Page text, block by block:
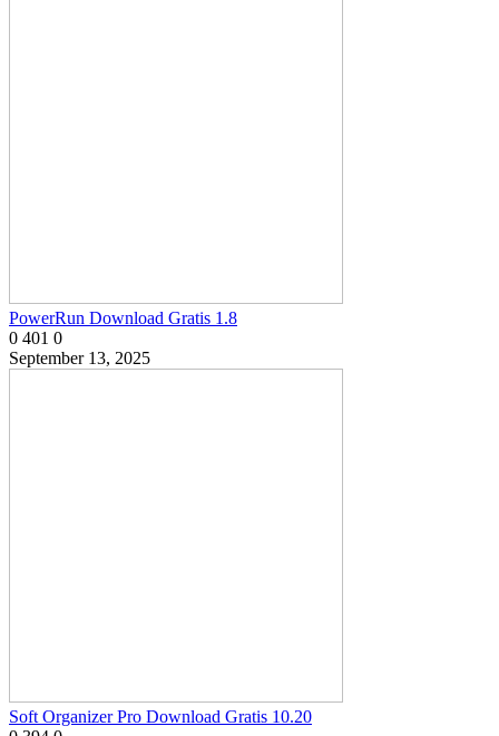
PowerRun Download Gratis 1.8
0 401 0
September 13, 2025
Soft Organizer Pro Download Gratis 10.20